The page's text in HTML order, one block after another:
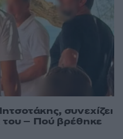
συνεχίζει
του – Πού βρέθηκε